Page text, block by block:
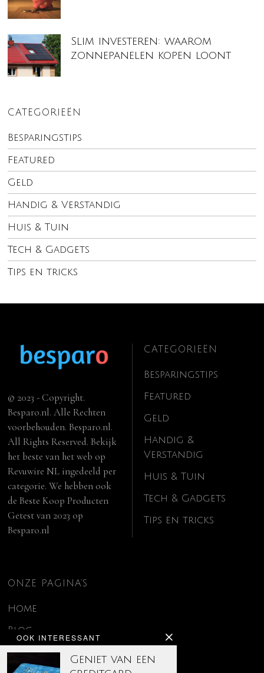
Slim investeren: waarom
zonnepanelen kopen loont
CATEGORIEËN
Besparingstips
Featured
Geld
Handig & Verstandig
Huis & Tuin
Tech & Gadgets
Tips en tricks
OOK INTERESSANT
Geniet van een
© 2023 - Copyright.
Besparo.nl. Alle Rechten
voorbehouden. Besparo.nl.
All Rights Reserved. Bekijk
het beste van het web op
Revuwire NL ingedeeld per
categorie. We hebben ook
deBeste Koop Producten
Getest van 2023 op
Besparo.nl
CATEGORIEËN
Besparingstips
Featured
Geld
Handig &
Verstandig
Huis & Tuin
Tech & Gadgets
Tips en tricks
ONZE PAGINA’S
Home
Blog
Contact